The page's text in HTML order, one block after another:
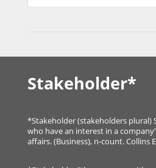
Stakeholder*
*Stakeholder (stakeholders plural)
who have an interest in a
affairs. (Business), n-count. Collins